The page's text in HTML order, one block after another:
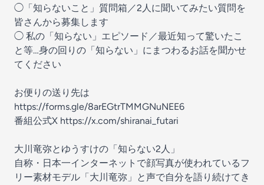
◯「知らないこと」質問箱／2人に聞いてみたい質問を
皆さんから募集します
◯ 私の「知らない」エピソード／最近知って驚いたこ
と等…身の回りの「知らない」にまつわるお話を聞かせ
てください
お便りの送り先は
https://forms.gle/8arEGtrTMMGNuNEE6
番組公式X https://x.com/shiranai_futari
大川竜弥とゆうすけの「知らない2人」
自称・日本一インターネットで顔写真が使われているフ
リー素材モデル「大川竜弥」と声で自分を語り続けてき